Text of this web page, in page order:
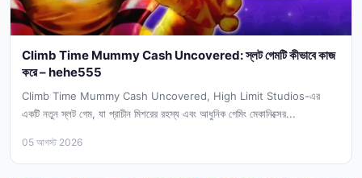
Climb Time Mummy Cash Uncovered: স্লট গেমটি কীভাবে কাজ
করে – hehe555
Climb Time Mummy Cash Uncovered, High Limit Studios-এর
একটি নতুন স্লট গেম, যা প্রাচীন মিশরের রহস্য এবং আধুনিক গেমিং মেকানিক্সের...
05 আগস্ট 2026